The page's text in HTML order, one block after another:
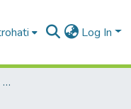
Log In
Université Mohammed V - Rabat